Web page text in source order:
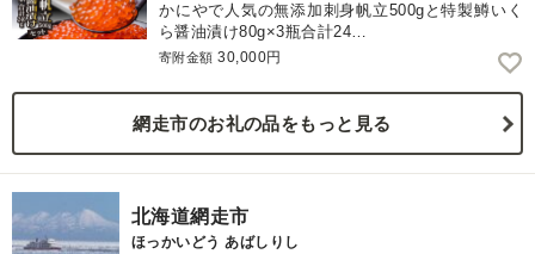
かにやで人気の無添加刺身帆立500gと特製鱒いく
ら醤油漬け80g×3瓶合計24…
寄附金額 30,000円
網走市のお礼の品をもっと見る
北海道網走市
ほっかいどう あばしりし